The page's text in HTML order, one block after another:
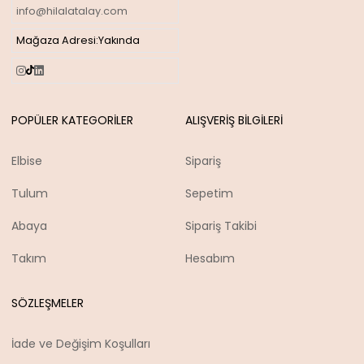
info@hilalatalay.com
Mağaza Adresi:Yakında
POPÜLER KATEGORİLER
Elbise
Tulum
Abaya
Takım
ALIŞVERİŞ BİLGİLERİ
Sipariş
Sepetim
Sipariş Takibi
Hesabım
SÖZLEŞMELER
İade ve Değişim Koşulları